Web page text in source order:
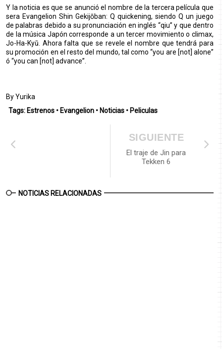
Y la noticia es que se anunció el nombre de la tercera película que
sera Evangelion Shin Gekijōban: Q quickening, siendo Q un juego
de palabras debido a su pronunciación en inglés “qiu” y que dentro
de la música Japón corresponde a un tercer movimiento o climax,
Jo-Ha-Kyū. Ahora falta que se revele el nombre que tendrá para
su promoción en el resto del mundo, tal como “you are [not] alone”
ó “you can [not] advance”.
By Yurika
Tags: Estrenos • Evangelion • Noticias • Peliculas
SIGUIENTE
El traje de Jin para
Tekken 6
NOTICIAS RELACIONADAS